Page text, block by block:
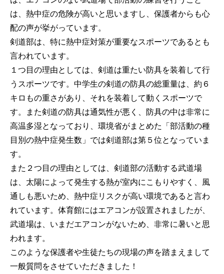
は、熱中症の危険が高いと思いますし、保護者からも心
配の声が挙がっています。
剣道部は、特に熱中症対策が重要なスポーツであるとも
言われています。
１つ目の理由としては、剣道は重たい防具を装着して行
うスポーツです。中学生の剣道の防具の総重量は、約６
キロもの重さがあり、それを装着して動くスポーツで
す。また剣道の防具は通気性が悪く、防具の中は非常に
高温多湿となっており、環境省がまとめた「部活動の種
目別の熱中症発生数」では剣道部は第５位となっていま
す。
また２つ目の理由としては、剣道部の活動する武道場
は、太陽によって発生する熱が室内にこもりやすく、風
通しも悪いため、熱中症リスクが高い環境であると言わ
れています。体育館にはエアコンが設置されましたが、
武道場は、いまだエアコンがないため、非常に暑いと思
われます。
このような保護者や生徒たちの現場の声を踏まえまして
一般質問をさせていただきました！